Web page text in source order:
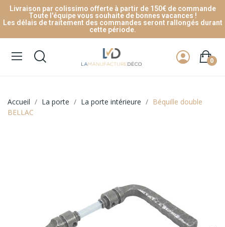
Livraison par colissimo offerte à partir de 150€ de commande
Toute l'équipe vous souhaite de bonnes vacances !
Les délais de traitement des commandes seront rallongés durant
cette période.
0
Accueil La porte La porte intérieure
Béquille double
BELLAC